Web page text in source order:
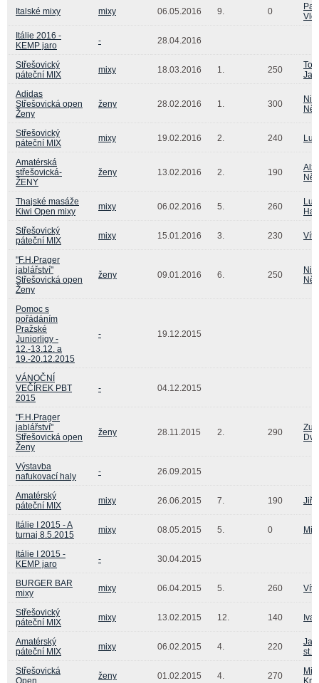
Italské mixy mixy 06.05.2016 9. 0
Itálie 2016 -
KEMP jaro
- 28.04.2016
Střešovický
páteční MIX
mixy 18.03.2016 1. 250
Adidas
Střešovická open
Ženy
ženy 28.02.2016 1. 300
Střešovický
páteční MIX
mixy 19.02.2016 2. 240
Amatérská
střešovická-
ŽENY
ženy 13.02.2016 2. 190
Thajské masáže
Kiwi Open mixy
mixy 06.02.2016 5. 260
Střešovický
páteční MIX
mixy 15.01.2016 3. 230 Vít
"F.H.Prager
jablářství"
Střešovická open
Ženy
ženy 09.01.2016 6. 250
Pomoc s
pořádáním
Pražské
Juniorligy -
12.-13.12. a
19.-20.12.2015
- 19.12.2015
VÁNOČNÍ
VEČÍREK PBT
2015
- 04.12.2015
"F.H.Prager
jablářství"
Střešovická open
Ženy
ženy 28.11.2015 2. 290
Výstavba
nafukovací haly
- 26.09.2015
Amatérský
páteční MIX
mixy 26.06.2015 7. 190 Jiří
Itálie I 2015 - A
turnaj 8.5.2015
mixy 08.05.2015 5. 0
Itálie I 2015 -
KEMP jaro
- 30.04.2015
BURGER BAR
mixy
mixy 06.04.2015 5. 260 Vít
Střešovický
páteční MIX
mixy 13.02.2015 12. 140
Amatérský
páteční MIX
mixy 06.02.2015 4. 220
st.
Střešovická
Open
ženy 01.02.2015 4. 270